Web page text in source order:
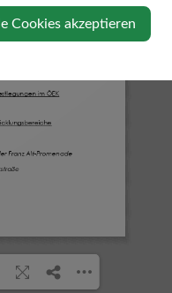
Cookies akzeptieren